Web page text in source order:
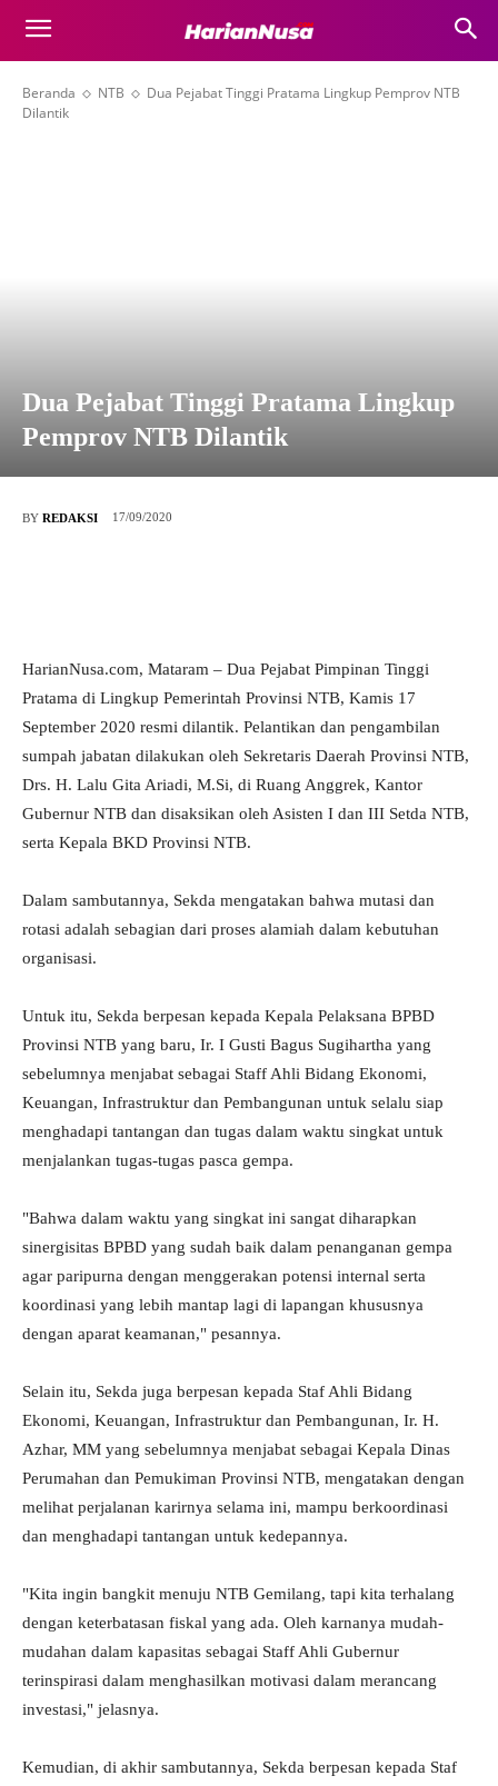
Beranda NTB
Dua Pejabat Tinggi Pratama Lingkup Pemprov NTB
Dilantik
Dua Pejabat Tinggi Pratama Lingkup
Pemprov NTB Dilantik
BY REDAKSI 17/09/2020
HarianNusa.com, Mataram – Dua Pejabat Pimpinan Tinggi
Pratama di Lingkup Pemerintah Provinsi NTB, Kamis 17
September 2020 resmi dilantik. Pelantikan dan pengambilan
sumpah jabatan dilakukan oleh Sekretaris Daerah Provinsi NTB,
Drs. H. Lalu Gita Ariadi, M.Si, di Ruang Anggrek, Kantor
Gubernur NTB dan disaksikan oleh Asisten I dan III Setda NTB,
serta Kepala BKD Provinsi NTB.
Dalam sambutannya, Sekda mengatakan bahwa mutasi dan
rotasi adalah sebagian dari proses alamiah dalam kebutuhan
organisasi.
Untuk itu, Sekda berpesan kepada Kepala Pelaksana BPBD
Provinsi NTB yang baru, Ir. I Gusti Bagus Sugihartha yang
sebelumnya menjabat sebagai Staff Ahli Bidang Ekonomi,
Keuangan, Infrastruktur dan Pembangunan untuk selalu siap
menghadapi tantangan dan tugas dalam waktu singkat untuk
menjalankan tugas-tugas pasca gempa.
"Bahwa dalam waktu yang singkat ini sangat diharapkan
sinergisitas BPBD yang sudah baik dalam penanganan gempa
agar paripurna dengan menggerakan potensi internal serta
koordinasi yang lebih mantap lagi di lapangan khususnya
dengan aparat keamanan," pesannya.
Selain itu, Sekda juga berpesan kepada Staf Ahli Bidang
Ekonomi, Keuangan, Infrastruktur dan Pembangunan, Ir. H.
Azhar, MM yang sebelumnya menjabat sebagai Kepala Dinas
Perumahan dan Pemukiman Provinsi NTB, mengatakan dengan
melihat perjalanan karirnya selama ini, mampu berkoordinasi
dan menghadapi tantangan untuk kedepannya.
"Kita ingin bangkit menuju NTB Gemilang, tapi kita terhalang
dengan keterbatasan fiskal yang ada. Oleh karnanya mudah-
mudahan dalam kapasitas sebagai Staff Ahli Gubernur
terinspirasi dalam menghasilkan motivasi dalam merancang
investasi," jelasnya.
Kemudian, di akhir sambutannya, Sekda berpesan kepada Staf